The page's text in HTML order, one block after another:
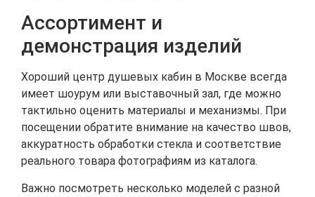
Ассортимент и
демонстрация изделий
Хороший центр душевых кабин в Москве всегда
имеет шоурум или выставочный зал, где можно
тактильно оценить материалы и механизмы. При
посещении обратите внимание на качество швов,
аккуратность обработки стекла и соответствие
реального товара фотографиям из каталога.
Важно посмотреть несколько моделей с разной